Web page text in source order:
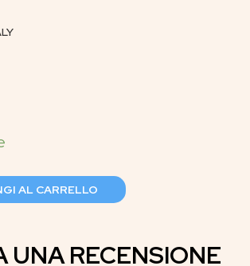
AL CARRELLO
UNA RECENSIONE